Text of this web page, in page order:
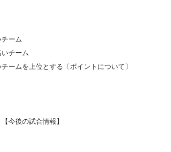
ーム
チーム
ームを上位とする〔ポイントについて〕
今後の試合情報】